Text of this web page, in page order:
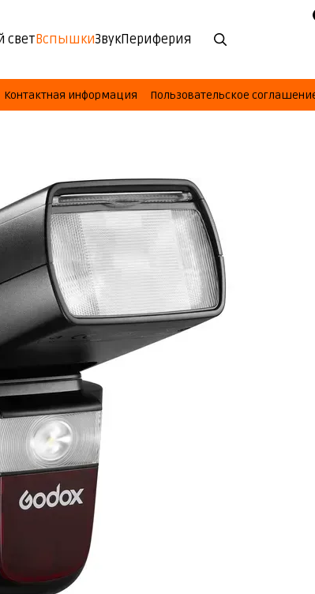
светВспышкиЗвукПериферия
Контактная информация Пользовательское